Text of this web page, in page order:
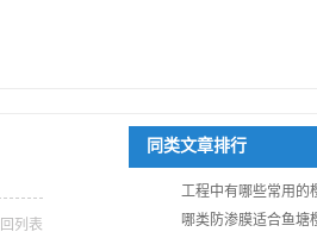
同类文章排行